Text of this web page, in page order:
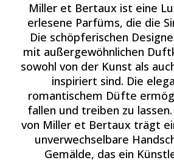
Miller et Bertaux ist eine
erlesene Parfüms, die die
Die schöpferischen
mit außergewöhnlichen
sowohl von der Kunst als
inspiriert sind. Die
romantischem Düfte
fallen und treiben zu
von Miller et Bertaux trägt
unverwechselbare
Gemälde, das ein